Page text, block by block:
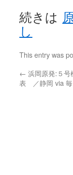
続きは
し
This entry was
← 浜岡原発:５
表 ／静岡 via